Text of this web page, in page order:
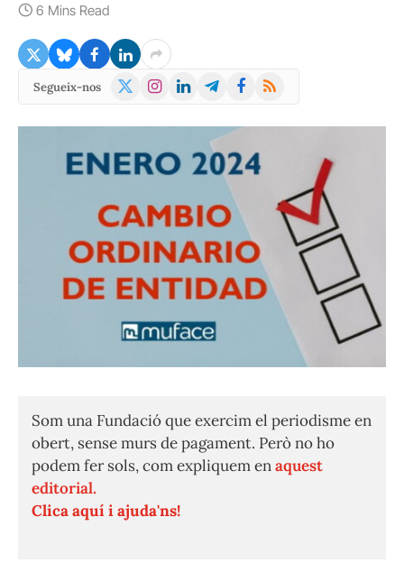
6 Mins Read
Segueix-nos
X
Instagram
LinkedInTelegramFacebook
RSS
Som una Fundació que exercim el periodisme en
obert, sense murs de pagament. Però no ho
podem fer sols, com expliquem enaquest
editorial.
Clica aquí i ajuda'ns!